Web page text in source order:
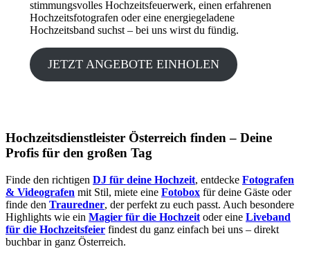
stimmungsvolles Hochzeitsfeuerwerk, einen erfahrenen
Hochzeitsfotografen oder eine energiegeladene
Hochzeitsband suchst – bei uns wirst du fündig.
JETZT ANGEBOTE EINHOLEN
Hochzeitsdienstleister Österreich finden – Deine
Profis für den großen Tag
Finde den richtigen DJ für deine Hochzeit, entdecke Fotografen
& Videografen mit Stil, miete eine Fotobox für deine Gäste oder
finde den Trauredner, der perfekt zu euch passt. Auch besondere
Highlights wie ein Magier für die Hochzeit oder eine Liveband
für die Hochzeitsfeier findest du ganz einfach bei uns – direkt
buchbar in ganz Österreich.